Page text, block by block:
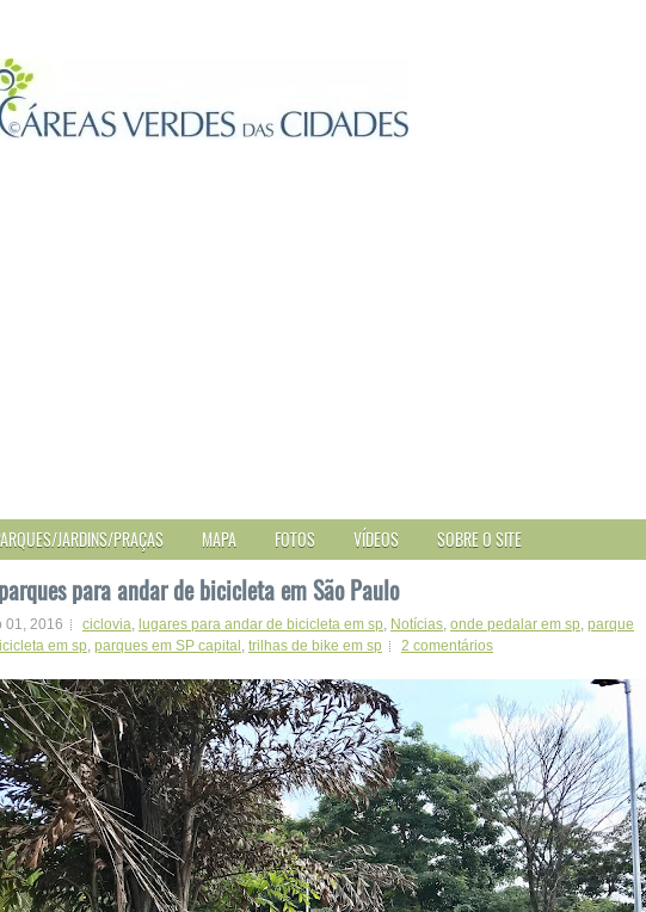
JARDINS/PRAÇAS MAPA FOTOS VÍDEOS SOBRE O SITE
para andar de bicicleta em São Paulo
01, 2016 ciclovia, lugares para andar de bicicleta em sp, Notícias, onde pedalar em sp, parque
em sp, parques em SP capital , trilhas de bike em sp 2 comentários